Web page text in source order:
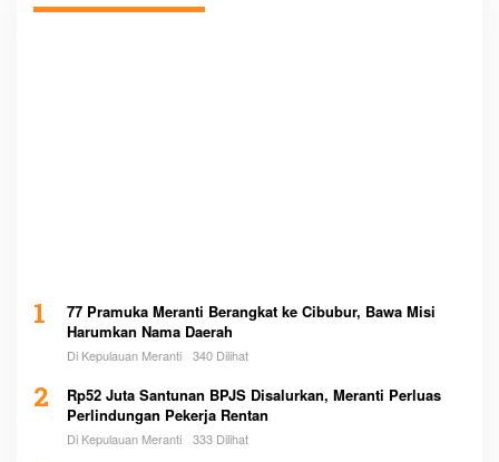
1
77 Pramuka Meranti Berangkat ke Cibubur, Bawa Misi
Harumkan Nama Daerah
Di Kepulauan Meranti 340 Dilihat
2
Rp52 Juta Santunan BPJS Disalurkan, Meranti Perluas
Perlindungan Pekerja Rentan
Di Kepulauan Meranti 333 Dilihat